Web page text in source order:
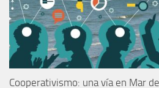
Cooperativismo: una vía en Mar